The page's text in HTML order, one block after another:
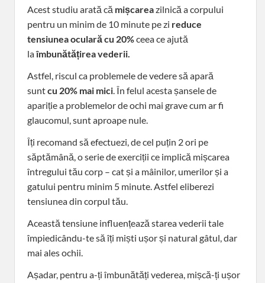
Acest studiu arată că mișcareazilnică a corpului
pentru un minim de 10 minute pe zi reduce
tensiunea oculară cu 20%ceea ce ajută
laîmbunătățirea vederii.
Astfel, riscul ca problemele de vedere să apară
suntcu 20% mai mici. În felul acesta șansele de
apariție a problemelor de ochi mai grave cum ar fi
glaucomul, sunt aproape nule.
Îți recomand să efectuezi, de cel puțin 2 ori pe
săptămână, o serie de exerciții ce implică mișcarea
întregului tău corp – cat și a mâinilor, umerilor și a
gatului pentru minim 5 minute. Astfel eliberezi
tensiunea din corpul tău.
Această tensiune influențează starea vederii tale
împiedicându-te să îți miști ușor și natural gâtul, dar
mai ales ochii.
Așadar, pentru a-ți îmbunătăți vederea, mișcă-ți ușor